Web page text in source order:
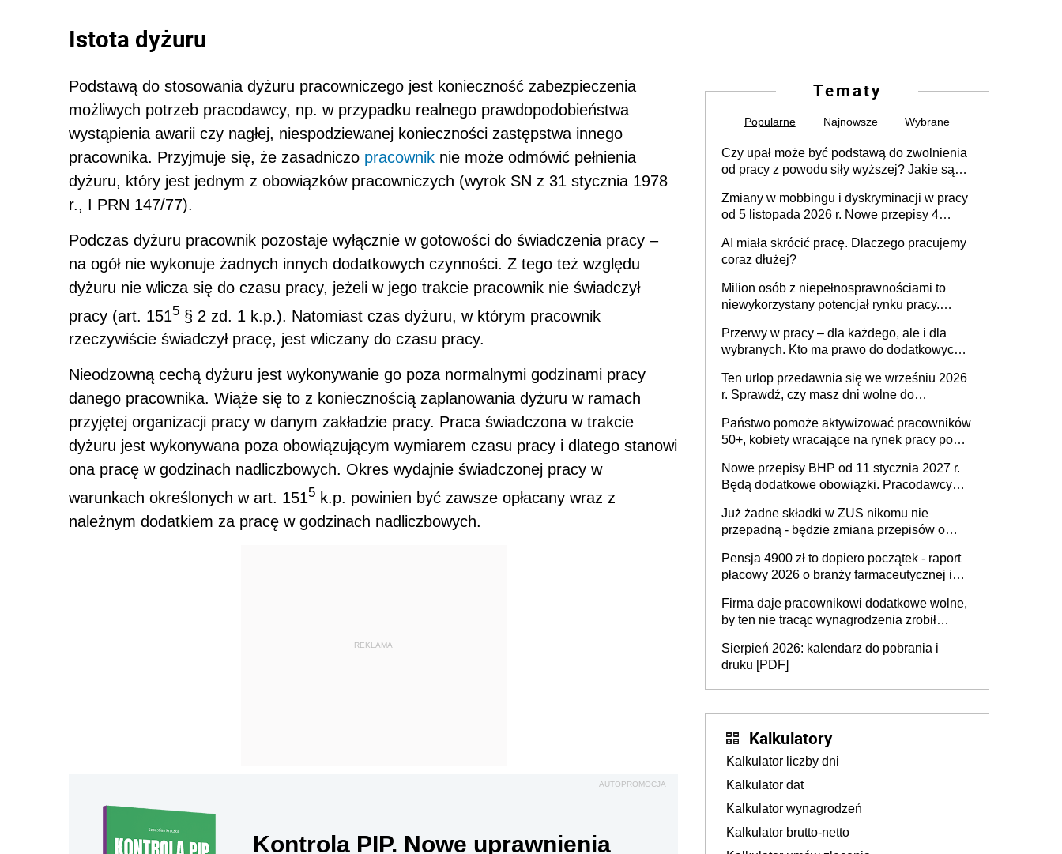
Istota dyżuru
Podstawą do stosowania dyżuru pracowniczego jest konieczność zabezpieczenia
możliwych potrzeb pracodawcy, np. w przypadku realnego prawdopodobieństwa
wystąpienia awarii czy nagłej, niespodziewanej konieczności zastępstwa innego
pracownika. Przyjmuje się, że zasadniczo pracownik nie może odmówić pełnienia
dyżuru, który jest jednym z obowiązków pracowniczych (wyrok SN z 31 stycznia 1978
r., I PRN 147/77).
Podczas dyżuru pracownik pozostaje wyłącznie w gotowości do świadczenia pracy –
na ogół nie wykonuje żadnych innych dodatkowych czynności. Z tego też względu
dyżuru nie wlicza się do czasu pracy, jeżeli w jego trakcie pracownik nie świadczył
pracy (art. 151 5 § 2 zd. 1 k.p.). Natomiast czas dyżuru, w którym pracownik
rzeczywiście świadczył pracę, jest wliczany do czasu pracy.
Nieodzowną cechą dyżuru jest wykonywanie go poza normalnymi godzinami pracy
danego pracownika. Wiąże się to z koniecznością zaplanowania dyżuru w ramach
przyjętej organizacji pracy w danym zakładzie pracy. Praca świadczona w trakcie
dyżuru jest wykonywana poza obowiązującym wymiarem czasu pracy i dlatego stanowi
ona pracę w godzinach nadliczbowych. Okres wydajnie świadczonej pracy w
warunkach określonych w art. 1515 k.p. powinien być zawsze opłacany wraz z
należnym dodatkiem za pracę w godzinach nadliczbowych.
REKLAMA
AUTOPROMOCJA
Kontrola PIP. Nowe uprawnienia
Tematy
Popularne Najnowsze Wybrane
Czy upał może być podstawą do zwolnienia
od pracy z powodu siły wyższej? Jakie są
Zmiany w mobbingu i dyskryminacji w pracy
od 5 listopada 2026 r. Nowe przepisy 4
Ustaw
AI miała skrócić pracę. Dlaczego pracujemy
coraz dłużej?
Milion osób z niepełnosprawnościami to
niewykorzystany potencjał rynku pracy.
dofinansowań czy refundacji, ale bariery po
stronie systemu i świadomości
pracodawców [WYWIAD]
Przerwy w pracy – dla każdego, ale i dla
wybranych. Kto ma prawo do dodatkowych
Ten urlop przedawnia się we wrześniu 2026
r. Sprawdź, czy masz dni wolne do
Państwo pomoże aktywizować pracowników
50+, kobiety wracające na rynek pracy po
osoby neuroatypowe. Powstanie Fundusz
na rzecz Inkluzywności w Zatrudnianiu?
Nowe przepisy BHP od 11 stycznia 2027 r.
Będą dodatkowe obowiązki. Pracodawcy
Już żadne składki w ZUS nikomu nie
przepadną - będzie zmiana przepisów o
ubezpieczeniom społecznym
Pensja 4900 zł to dopiero początek - raport
płacowy 2026 o branży farmaceutycznej i
Firma daje pracownikowi dodatkowe wolne,
by ten nie tracąc wynagrodzenia zrobił
sprawdza
Sierpień 2026: kalendarz do pobrania i
druku [PDF]
Kalkulatory
Kalkulator liczby dni
Kalkulator dat
Kalkulator wynagrodzeń
Kalkulator brutto-netto